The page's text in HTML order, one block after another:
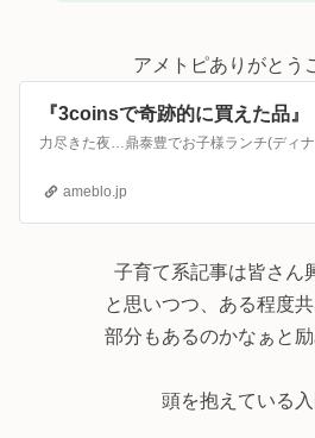
アメトピありがとう
『3coinsで奇跡的に買えた品』
ameblo.jp
子育て系記事は皆さん
と思いつつ、ある程度
部分もあるのかなぁと
頭を抱えている